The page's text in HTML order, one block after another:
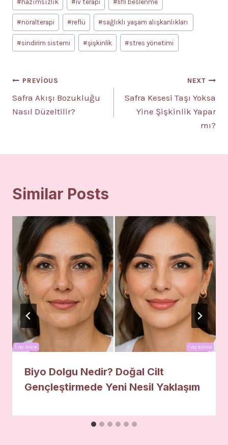
#hazımsızlık #iv terapi #lifli beslenme
#nöralterapi #reflü #sağlıklı yaşam alışkanlıkları
#sindirim sistemi #şişkinlik #stres yönetimi
Yazı
gezinmesi
PREVIOUS
Safra Akışı Bozukluğu
Nasıl Düzeltilir?
NEXT
Safra Kesesi Taşı Yoksa
Yine Şişkinlik Yapar
mı?
Similar Posts
Biyo Dolgu Nedir? Doğal Cilt
Gençleştirmede Yeni Nesil Yaklaşım